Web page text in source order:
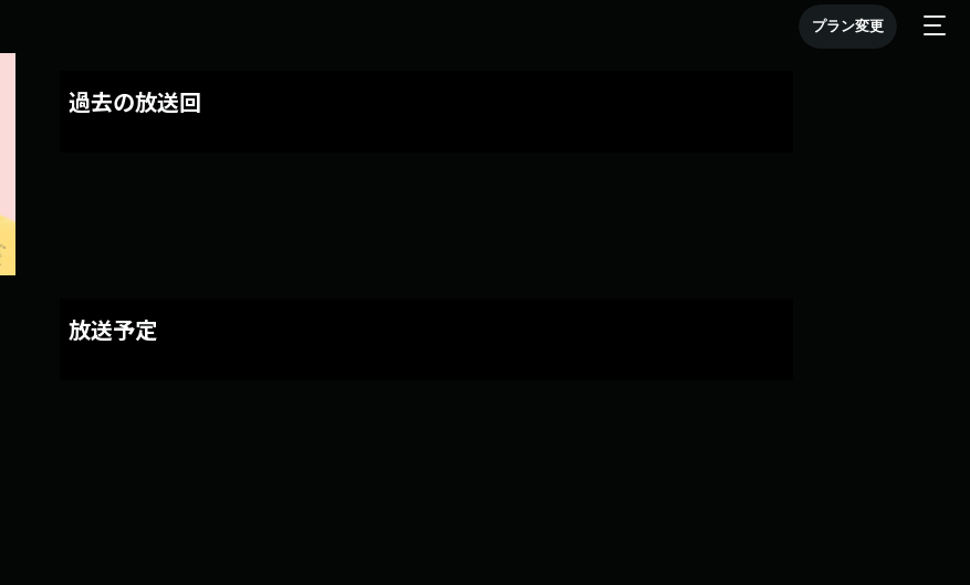
プラン変更
過去の放送回
放送予定